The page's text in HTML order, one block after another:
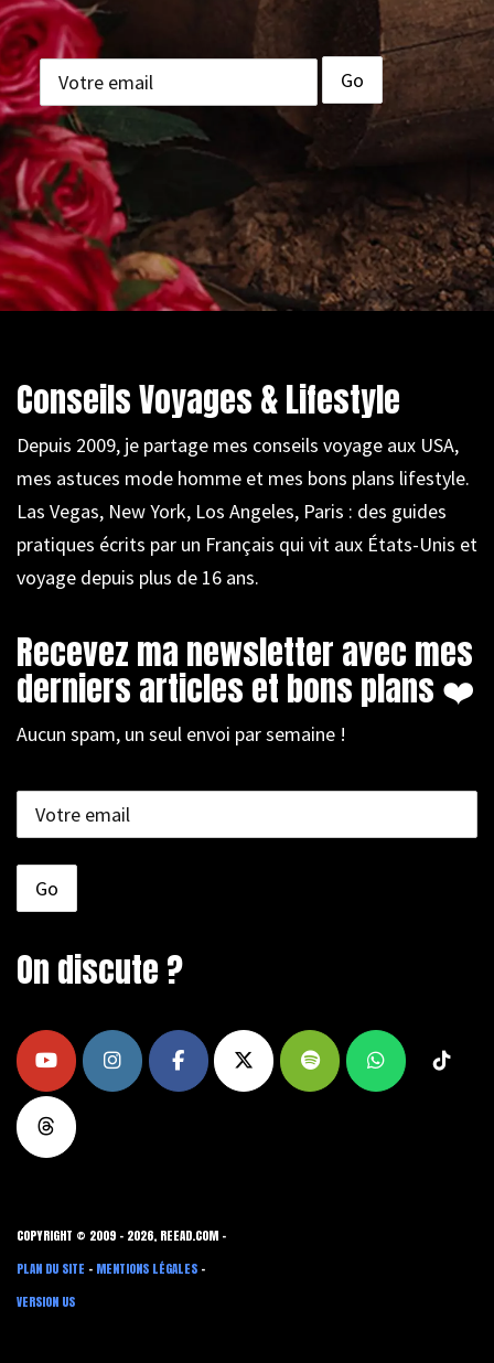
Conseils Voyages & Lifestyle
Depuis 2009, je partage mes conseils voyage aux USA,
mes astuces mode homme et mes bons plans lifestyle.
Las Vegas, New York, Los Angeles, Paris : des guides
pratiques écrits par un Français qui vit aux États-Unis et
voyage depuis plus de 16 ans.
Recevez ma newsletter avec mes
derniers articles et bons plans ❤️
Aucun spam, un seul envoi par semaine !
On discute ?
COPYRIGHT © 2009 - 2026, REEAD.COM -
PLAN DU SITE - MENTIONS LÉGALES -
VERSION US